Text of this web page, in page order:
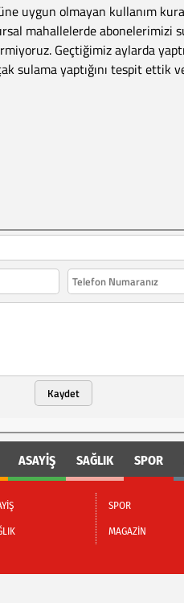
uygun olmayan kullanım
mahallelerde abonelerimizi
Geçtiğimiz aylarda
sulama yaptığını tespit ettik
Kaydet
ASAYİŞ SAĞLIK SPOR
SPOR
MAGAZİN